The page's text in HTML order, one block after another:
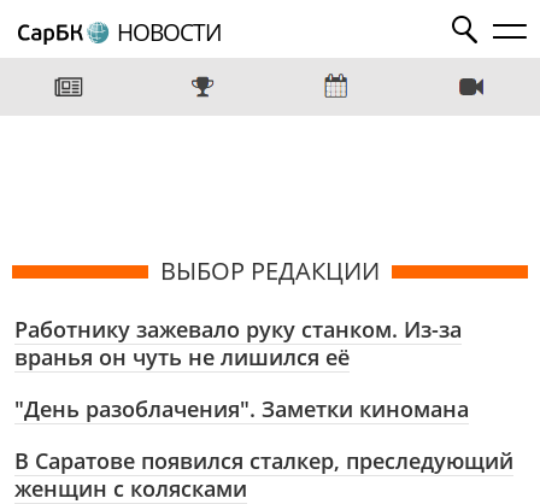
НОВОСТИ
ВЫБОР РЕДАКЦИИ
Работнику зажевало руку станком. Из-за
вранья он чуть не лишился её
"День разоблачения". Заметки киномана
В Саратове появился сталкер, преследующий
женщин с колясками